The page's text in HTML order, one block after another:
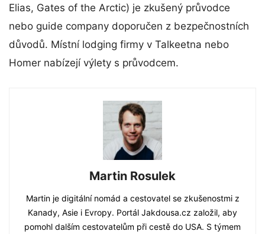
Elias, Gates of the Arctic) je zkušený průvodce
nebo guide company doporučen z bezpečnostních
důvodů. Místní lodging firmy v Talkeetna nebo
Homer nabízejí výlety s průvodcem.
Martin Rosulek
Martin je digitální nomád a cestovatel se zkušenostmi z
Kanady, Asie i Evropy. Portál Jakdousa.cz založil, aby
pomohl dalším cestovatelům při cestě do USA. S týmem